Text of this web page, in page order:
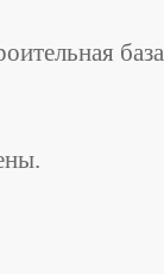
база